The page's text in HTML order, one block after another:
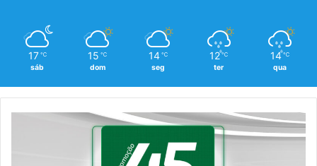
17 ℃
sáb
15 ℃
dom
14 ℃
seg
12 ℃
ter
14 ℃
qua